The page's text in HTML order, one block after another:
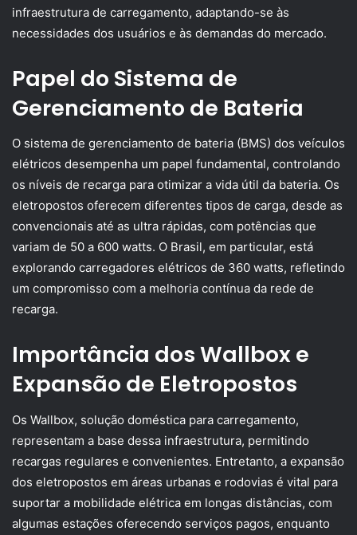
infraestrutura de carregamento, adaptando-se às
necessidades dos usuários e às demandas do mercado.
Papel do Sistema de
Gerenciamento de Bateria
O sistema de gerenciamento de bateria (BMS) dos veículos
elétricos desempenha um papel fundamental, controlando
os níveis de recarga para otimizar a vida útil da bateria. Os
eletropostos oferecem diferentes tipos de carga, desde as
convencionais até as ultra rápidas, com potências que
variam de 50 a 600 watts. O Brasil, em particular, está
explorando carregadores elétricos de 360 watts, refletindo
um compromisso com a melhoria contínua da rede de
recarga.
Importância dos Wallbox e
Expansão de Eletropostos
Os Wallbox, solução doméstica para carregamento,
representam a base dessa infraestrutura, permitindo
recargas regulares e convenientes. Entretanto, a expansão
dos eletropostos em áreas urbanas e rodovias é vital para
suportar a mobilidade elétrica em longas distâncias, com
algumas estações oferecendo serviços pagos, enquanto